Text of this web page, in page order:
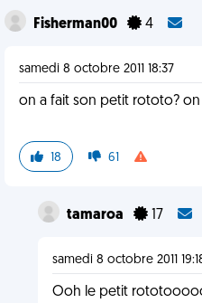
Fisherman00 4
samedi 8 octobre 2011 18:37
on a fait son petit rototo?
18 61
tamaroa 17
samedi 8 octobre 2011
Ooh le petit